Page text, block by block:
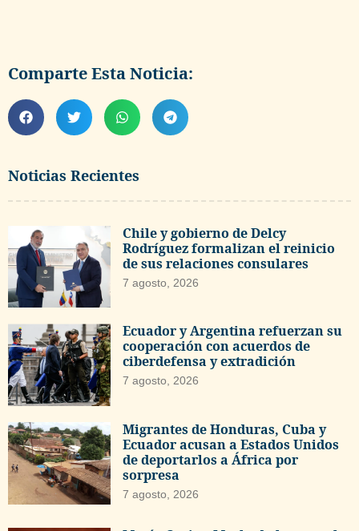
Noticias Recientes
Chile y gobierno de Delcy
Rodríguez formalizan el reinicio
de sus relaciones consulares
7 agosto, 2026
Ecuador y Argentina refuerzan su
cooperación con acuerdos de
ciberdefensa y extradición
7 agosto, 2026
Migrantes de Honduras, Cuba y
Ecuador acusan a Estados Unidos
de deportarlos a África por
sorpresa
7 agosto, 2026
Comparte Esta Noticia: